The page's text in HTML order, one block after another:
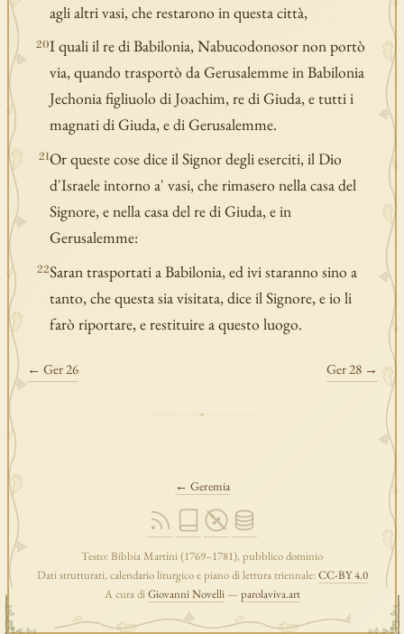
agli altri vasi, che restarono in questa città,
20I quali il re di Babilonia, Nabucodonosor non portò
via, quando trasportò da Gerusalemme in Babilonia
Jechonia figliuolo di Joachim, re di Giuda, e tutti i
magnati di Giuda, e di Gerusalemme.
21Or queste cose dice il Signor degli eserciti, il Dio
d'Israele intorno a' vasi, che rimasero nella casa del
Signore, e nella casa del re di Giuda, e in
Gerusalemme:
22Saran trasportati a Babilonia, ed ivi staranno sino a
tanto, che questa sia visitata, dice il Signore, e io li
farò riportare, e restituire a questo luogo.
← Ger 26 Ger 28 →
← Geremia
Testo: Bibbia Martini (1769–1781), pubblico dominio
Dati strutturati, calendario liturgico e piano di lettura triennale: CC-BY 4.0
A cura diGiovanni Novelli—parolaviva.art